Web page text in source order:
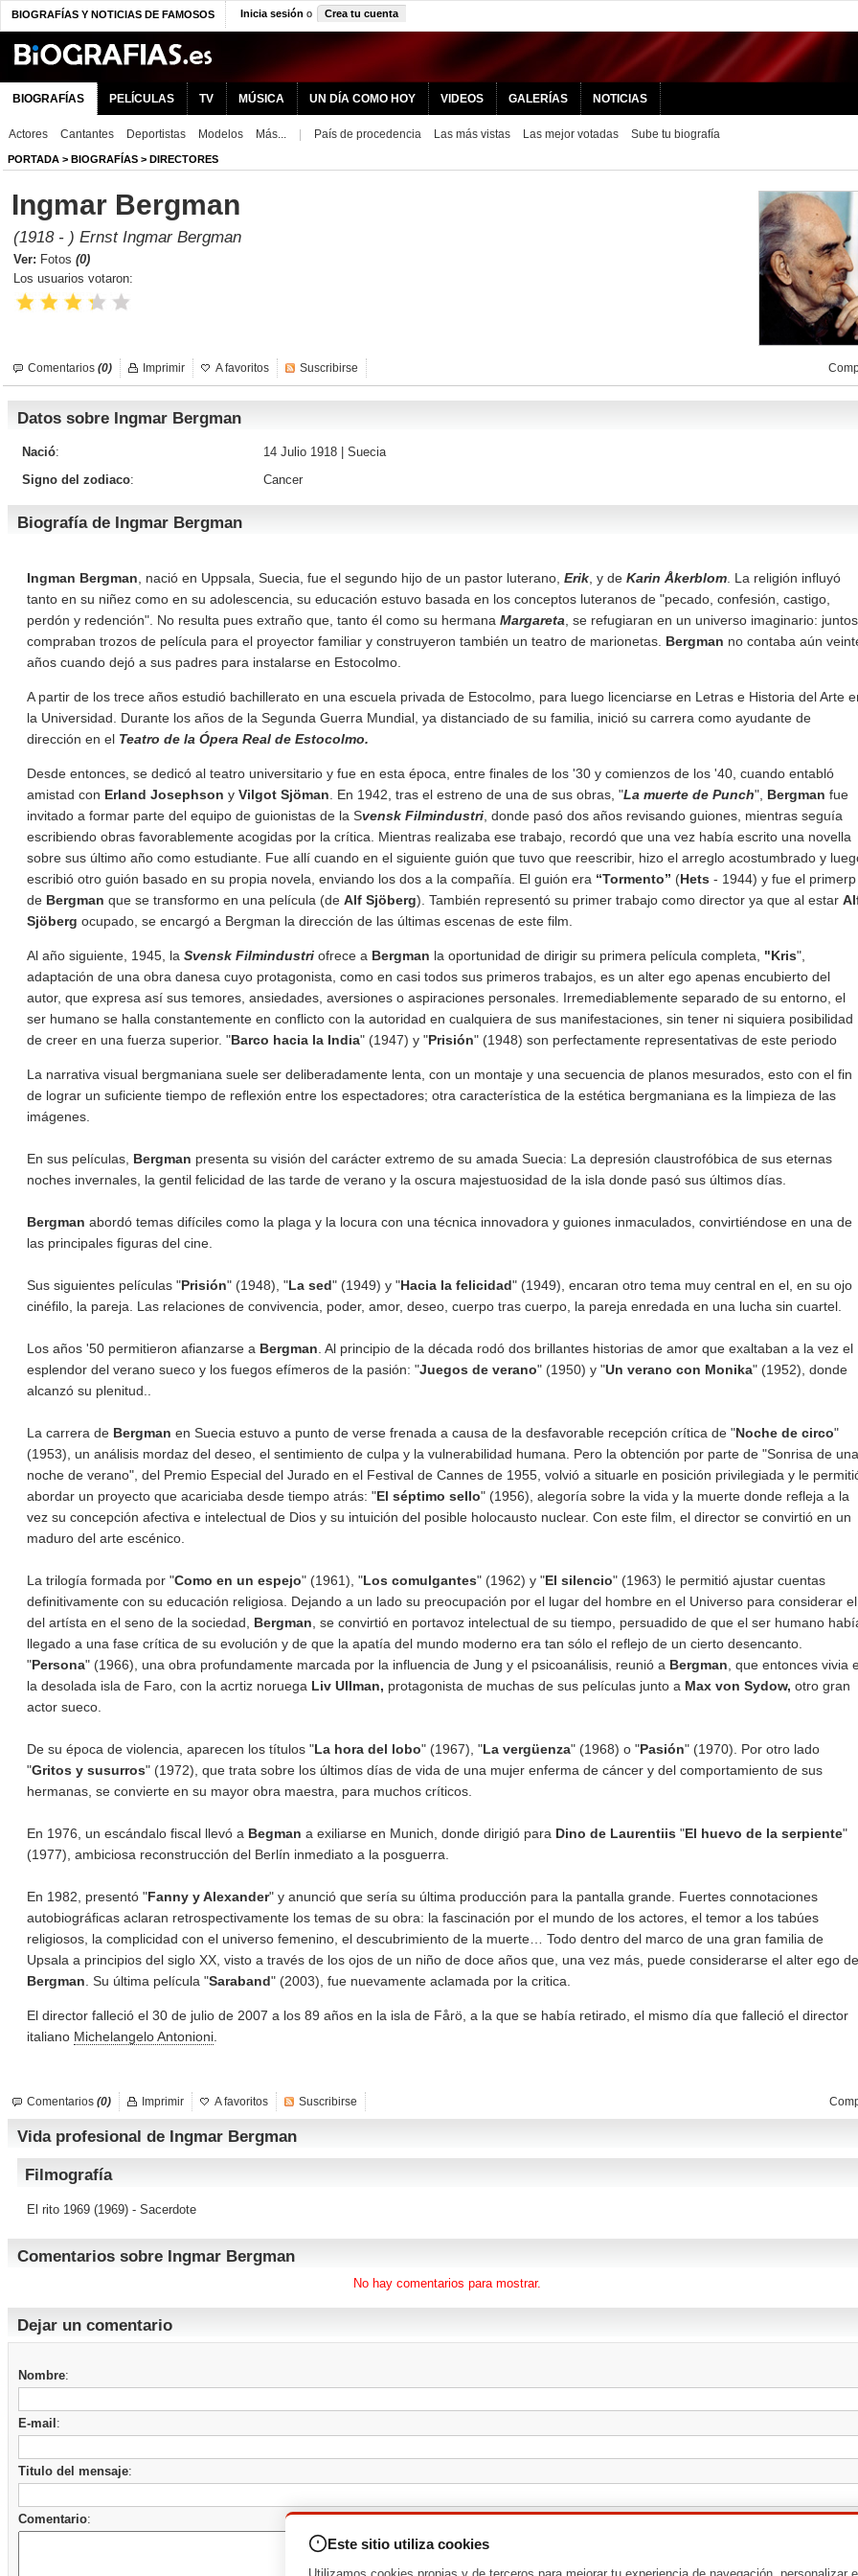
BIOGRAFÍAS Y NOTICIAS DE FAMOSOS Inicia sesión o Crea tu cuenta
BIOGRAFÍAS PELÍCULAS TV MÚSICA UN DÍA COMO HOY VIDEOS GALERÍAS NOTICIAS
Actores Cantantes Deportistas Modelos Más... País de procedencia Las más vistas Las mejor votadas Sube tu biografía
PORTADA > BIOGRAFÍAS > DIRECTORES
Ingmar Bergman
(1918 - ) Ernst Ingmar Bergman
Ver: Fotos (0)
Los usuarios votaron:
Comentarios (0) Imprimir A favoritos Suscribirse
Datos sobre Ingmar Bergman
Nació: 14 Julio 1918 | Suecia
Signo del zodiaco: Cancer
Biografía de Ingmar Bergman
Ingman Bergman , nació en Uppsala, Suecia, fue el segundo hijo de un pastor luterano, Erik , y de Karin Åkerblom . La religión influyó
tanto en su niñez como en su adolescencia, su educación estuvo basada en los conceptos luteranos de "pecado, confesión, castigo,
perdón y redención". No resulta pues extraño que, tanto él como su hermana Margareta , se refugiaran en un universo imaginario: juntos
compraban trozos de película para el proyector familiar y construyeron también un teatro de marionetas. Bergman no contaba aún
años cuando dejó a sus padres para instalarse en Estocolmo.
A partir de los trece años estudió bachillerato en una escuela privada de Estocolmo, para luego licenciarse en Letras e Historia del Arte
la Universidad. Durante los años de la Segunda Guerra Mundial, ya distanciado de su familia, inició su carrera como ayudante de
dirección en el Teatro de la Ópera Real de Estocolmo.
Desde entonces, se dedicó al teatro universitario y fue en esta época, entre finales de los '30 y comienzos de los '40, cuando entabló
amistad con Erland Josephson y Vilgot Sjöman . En 1942, tras el estreno de una de sus obras, "La muerte de Punch", Bergman fue
invitado a formar parte del equipo de guionistas de la Svensk Filmindustri , donde pasó dos años revisando guiones, mientras seguía
escribiendo obras favorablemente acogidas por la crítica. Mientras realizaba ese trabajo, recordó que una vez había escrito una novella
sobre sus último año como estudiante. Fue allí cuando en el siguiente guión que tuvo que reescribir, hizo el arreglo acostumbrado y
escribió otro guión basado en su propia novela, enviando los dos a la compañía. El guión era “Tormento” (Hets - 1944) y fue el primerp
de Bergman que se transformo en una película (de Alf Sjöberg). También representó su primer trabajo como director ya que al estar
Sjöberg ocupado, se encargó a Bergman la dirección de las últimas escenas de este film.
Al año siguiente, 1945, la Svensk Filmindustri ofrece a Bergman la oportunidad de dirigir su primera película completa, "Kris",
adaptación de una obra danesa cuyo protagonista, como en casi todos sus primeros trabajos, es un alter ego apenas encubierto del
autor, que expresa así sus temores, ansiedades, aversiones o aspiraciones personales. Irremediablemente separado de su entorno, el
ser humano se halla constantemente en conflicto con la autoridad en cualquiera de sus manifestaciones, sin tener ni siquiera posibilidad
de creer en una fuerza superior. "Barco hacia la India" (1947) y "Prisión" (1948) son perfectamente representativas de este periodo
La narrativa visual bergmaniana suele ser deliberadamente lenta, con un montaje y una secuencia de planos mesurados, esto con el fin
de lograr un suficiente tiempo de reflexión entre los espectadores; otra característica de la estética bergmaniana es la limpieza de las
imágenes.
En sus películas, Bergman presenta su visión del carácter extremo de su amada Suecia: La depresión claustrofóbica de sus eternas
noches invernales, la gentil felicidad de las tarde de verano y la oscura majestuosidad de la isla donde pasó sus últimos días.
Bergman abordó temas difíciles como la plaga y la locura con una técnica innovadora y guiones inmaculados, convirtiéndose en una de
las principales figuras del cine.
Sus siguientes películas "Prisión" (1948), "La sed" (1949) y "Hacia la felicidad" (1949), encaran otro tema muy central en el, en su ojo
cinéfilo, la pareja. Las relaciones de convivencia, poder, amor, deseo, cuerpo tras cuerpo, la pareja enredada en una lucha sin cuartel.
Los años '50 permitieron afianzarse a Bergman . Al principio de la década rodó dos brillantes historias de amor que exaltaban a la vez el
esplendor del verano sueco y los fuegos efímeros de la pasión: "Juegos de verano" (1950) y "Un verano con Monika" (1952), donde
alcanzó su plenitud..
La carrera de Bergman en Suecia estuvo a punto de verse frenada a causa de la desfavorable recepción crítica de "Noche de circo"
(1953), un análisis mordaz del deseo, el sentimiento de culpa y la vulnerabilidad humana. Pero la obtención por parte de "Sonrisa de una
noche de verano", del Premio Especial del Jurado en el Festival de Cannes de 1955, volvió a situarle en posición privilegiada y le
abordar un proyecto que acariciaba desde tiempo atrás: "El séptimo sello" (1956), alegoría sobre la vida y la muerte donde refleja a la
vez su concepción afectiva e intelectual de Dios y su intuición del posible holocausto nuclear. Con este film, el director se convirtió en un
maduro del arte escénico.
La trilogía formada por "Como en un espejo" (1961), "Los comulgantes" (1962) y "El silencio" (1963) le permitió ajustar cuentas
definitivamente con su educación religiosa. Dejando a un lado su preocupación por el lugar del hombre en el Universo para considerar el
del artísta en el seno de la sociedad, Bergman , se convirtió en portavoz intelectual de su tiempo, persuadido de que el ser humano
llegado a una fase crítica de su evolución y de que la apatía del mundo moderno era tan sólo el reflejo de un cierto desencanto.
"Persona" (1966), una obra profundamente marcada por la influencia de Jung y el psicoanálisis, reunió a Bergman , que entonces vivia
la desolada isla de Faro, con la acrtiz noruega Liv Ullman, protagonista de muchas de sus películas junto a Max von Sydow, otro gran
actor sueco.
De su época de violencia, aparecen los títulos "La hora del lobo" (1967), "La vergüenza" (1968) o "Pasión" (1970). Por otro lado
"Gritos y susurros" (1972), que trata sobre los últimos días de vida de una mujer enferma de cáncer y del comportamiento de sus
hermanas, se convierte en su mayor obra maestra, para muchos críticos.
En 1976, un escándalo fiscal llevó a Begman a exiliarse en Munich, donde dirigió para Dino de Laurentiis "El huevo de la serpiente"
(1977), ambiciosa reconstrucción del Berlín inmediato a la posguerra.
En 1982, presentó "Fanny y Alexander" y anunció que sería su última producción para la pantalla grande. Fuertes connotaciones
autobiográficas aclaran retrospectivamente los temas de su obra: la fascinación por el mundo de los actores, el temor a los tabúes
religiosos, la complicidad con el universo femenino, el descubrimiento de la muerte… Todo dentro del marco de una gran familia de
Upsala a principios del siglo XX, visto a través de los ojos de un niño de doce años que, una vez más, puede considerarse el alter ego de
Bergman . Su última película "Saraband" (2003), fue nuevamente aclamada por la critica.
El director falleció el 30 de julio de 2007 a los 89 años en la isla de Fårö, a la que se había retirado, el mismo día que falleció el director
italiano Michelangelo Antonioni
Comentarios (0) Imprimir A favoritos Suscribirse
Vida profesional de Ingmar Bergman
Filmografía
El rito 1969 (1969) - Sacerdote
Comentarios sobre Ingmar Bergman
No hay comentarios para mostrar.
Dejar un comentario
Nombre:
E-mail :
Titulo del mensaje:
Comentario:
Este sitio utiliza cookies